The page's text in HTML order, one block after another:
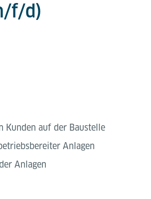
f/d)
Kunden auf der Baustelle
Anlagen
Anlagen